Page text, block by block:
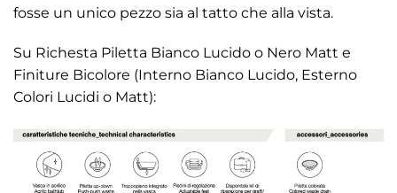
fosse un unico pezzo sia al tatto che alla vista.
Su Richesta Piletta Bianco Lucido o Nero Matt e
Finiture Bicolore (Interno Bianco Lucido, Esterno
Colori Lucidi o Matt):